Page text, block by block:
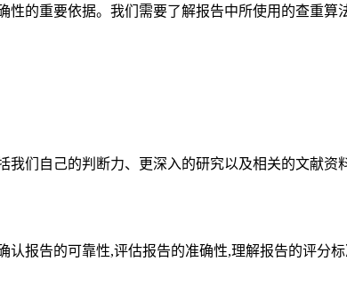
的重要依据。我们需要了解报告中所使用的查重
们自己的判断力、更深入的研究以及相关的文献
报告的可靠性,评估报告的准确性,理解报告的评分